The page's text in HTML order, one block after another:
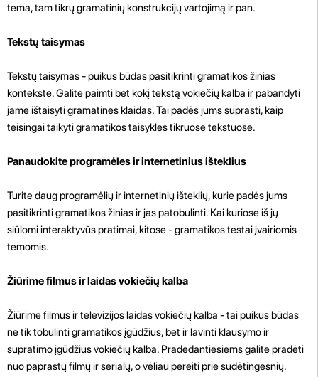
tema, tam tikrų gramatinių konstrukcijų vartojimą ir pan.
Tekstų taisymas
Tekstų taisymas - puikus būdas pasitikrinti gramatikos žinias
kontekste. Galite paimti bet kokį tekstą vokiečių kalba ir pabandyti
jame ištaisyti gramatines klaidas. Tai padės jums suprasti, kaip
teisingai taikyti gramatikos taisykles tikruose tekstuose.
Panaudokite programėles ir internetinius išteklius
Turite daug programėlių ir internetinių išteklių, kurie padės jums
pasitikrinti gramatikos žinias ir jas patobulinti. Kai kuriose iš jų
siūlomi interaktyvūs pratimai, kitose - gramatikos testai įvairiomis
temomis.
Žiūrime filmus ir laidas vokiečių kalba
Žiūrime filmus ir televizijos laidas vokiečių kalba - tai puikus būdas
ne tik tobulinti gramatikos įgūdžius, bet ir lavinti klausymo ir
supratimo įgūdžius vokiečių kalba. Pradedantiesiems galite pradėti
nuo paprastų filmų ir serialų, o vėliau pereiti prie sudėtingesnių.